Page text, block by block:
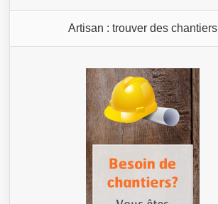
Artisan : trouver des chantiers